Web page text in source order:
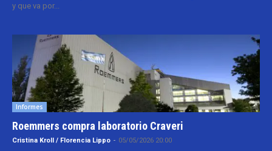
y que va por...
Informes
Roemmers compra laboratorio Craveri
Cristina Kroll / Florencia Lippo - 05/05/2026 20:00